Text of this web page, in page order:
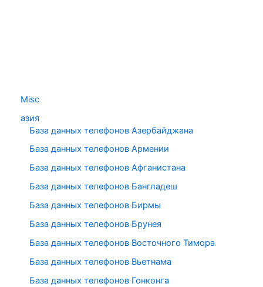
Misc
азия
База данных телефонов Азербайджана
База данных телефонов Армении
База данных телефонов Афганистана
База данных телефонов Бангладеш
База данных телефонов Бирмы
База данных телефонов Брунея
База данных телефонов Восточного Тимора
База данных телефонов Вьетнама
База данных телефонов Гонконга